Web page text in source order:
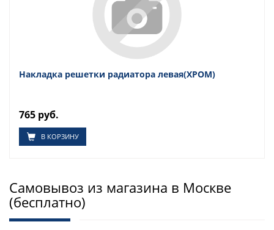
Накладка решетки радиатора левая(ХРОМ)
765 руб.
В КОРЗИНУ
Самовывоз из магазина в Москве
(бесплатно)